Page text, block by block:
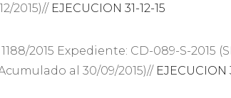
2015)// EJECUCION 31-12-15
2015 Expediente: CD-089-S-2015
al 30/09/2015)// EJECUCION